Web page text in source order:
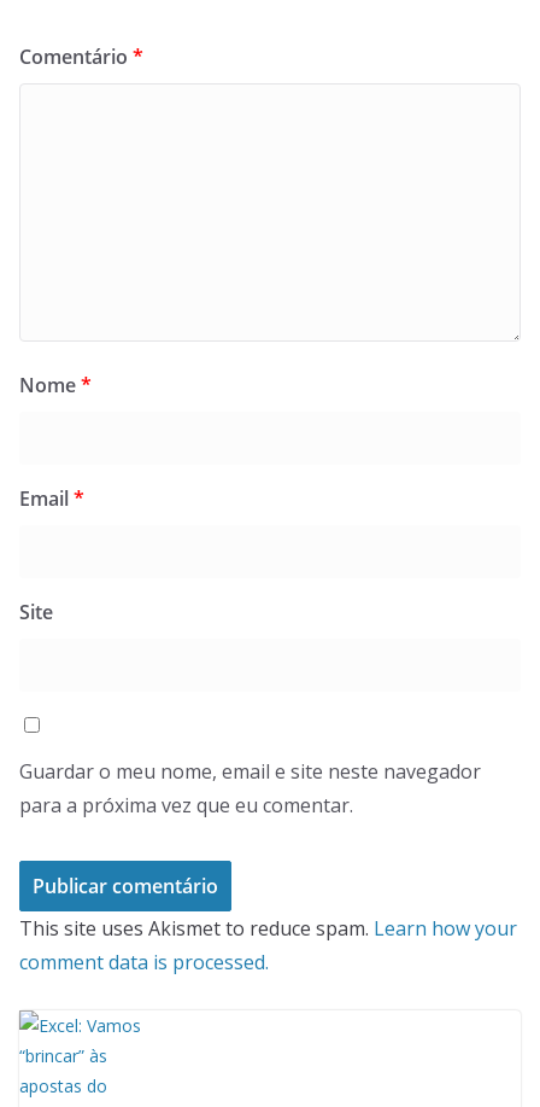
Comentário *
Nome*
Email*
Site
Guardar o meu nome, email e site neste navegador
para a próxima vez que eu comentar.
This site uses Akismet to reduce spam. Learn how your
comment data is processed.